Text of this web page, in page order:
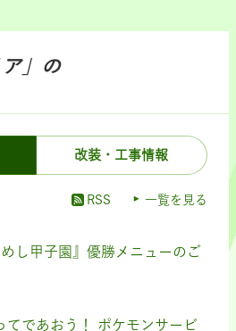
ア」の
改装・工事情報
RSS 一覧を見る
し甲子園』優勝メニューのご
てであおう！ ポケモンサービ